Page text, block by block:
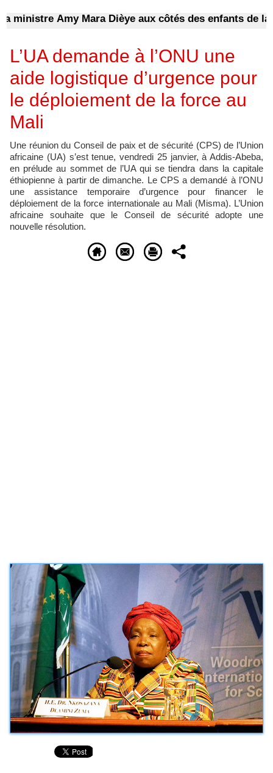
Amy Mara Dièye aux côtés des enfants de la
L’UA demande à l’ONU une
aide logistique d’urgence pour
le déploiement de la force au
Mali
Une réunion du Conseil de paix et de sécurité (CPS) de l’Union
africaine (UA) s’est tenue, vendredi 25 janvier, à Addis-Abeba,
en prélude au sommet de l’UA qui se tiendra dans la capitale
éthiopienne à partir de dimanche. Le CPS a demandé à l’ONU
une assistance temporaire d’urgence pour financer le
déploiement de la force internationale au Mali (Misma). L’Union
africaine souhaite que le Conseil de sécurité adopte une
nouvelle résolution.